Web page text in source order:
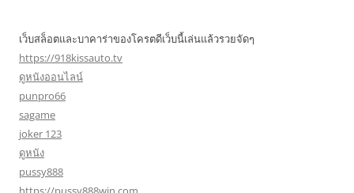
เว็บสล็อตและบาคาร่าของโครตดีเว็บนี้เล่นแล้วรวยจัดๆ
https://918kissauto.tv
ดูหนังออนไลน์
punpro66
sagame
joker 123
ดูหนัง
pussy888